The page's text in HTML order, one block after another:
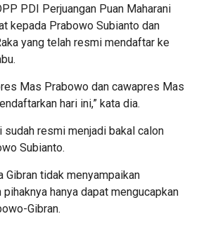
PDI Perjuangan Puan Maharani
kepada Prabowo Subianto dan
yang telah resmi mendaftar ke
Mas Prabowo dan cawapres Mas
hari ini,” kata dia.
resmi menjadi bakal calon
Subianto.
Gibran tidak menyampaikan
hanya dapat mengucapkan
Gibran.